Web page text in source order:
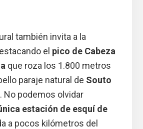
también invita a la
el pico de Cabeza
que roza los 1.800 metros
paraje natural de Souto
. No podemos olvidar
estación de esquí de
a pocos kilómetros del